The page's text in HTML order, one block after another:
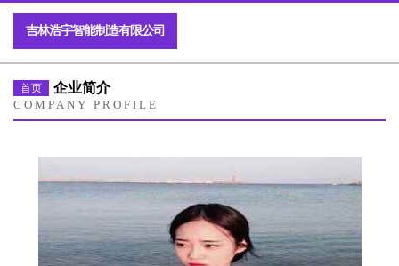
吉林浩宇智能制造有限公司
首页 企业简介
COMPANY PROFILE